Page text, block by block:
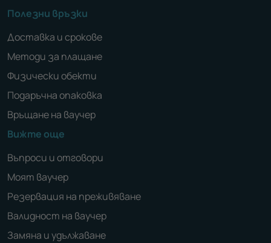
Полезни връзки
Доставка и срокове
Методи за плащане
Физически обекти
Подаръчна опаковка
Връщане на ваучер
Вижте още
Въпроси и отговори
Моят ваучер
Резервация на преживяване
Валидност на ваучер
Замяна и удължаване